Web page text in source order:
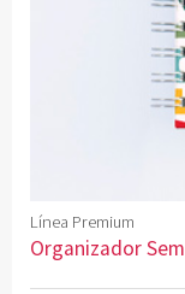
Línea Premium
Organizador